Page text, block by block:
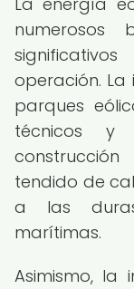
numerosos
operación.
parques
técnicos y
tendido de
a las
marítimas.
Asimismo, la